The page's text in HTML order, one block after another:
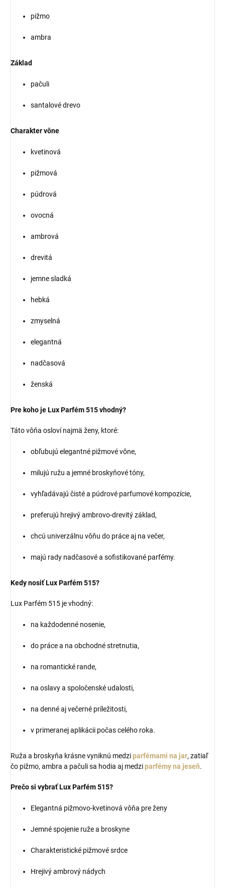
pižmo
ambra
Základ
pačuli
santalové drevo
Charakter vône
kvetinová
pižmová
púdrová
ovocná
ambrová
drevitá
jemne sladká
hebká
zmyselná
elegantná
nadčasová
ženská
Pre koho je Lux Parfém 515 vhodný?
Táto vôňa osloví najmä ženy, ktoré:
obľubujú elegantné pižmové vône,
milujú ružu a jemné broskyňové tóny,
vyhľadávajú čisté a púdrové parfumové kompozície,
preferujú hrejivý ambrovo-drevitý základ,
chcú univerzálnu vôňu do práce aj na večer,
majú rady nadčasové a sofistikované parfémy.
Kedy nosiť Lux Parfém 515?
Lux Parfém 515 je vhodný:
na každodenné nosenie,
do práce a na obchodné stretnutia,
na romantické rande,
na oslavy a spoločenské udalosti,
na denné aj večerné príležitosti,
v primeranej aplikácii počas celého roka.
Ruža a broskyňa krásne vyniknú medziparfémami na jar, zatiaľ
čo pižmo, ambra a pačuli sa hodia aj medziparfémy na jeseň.
Prečo si vybrať Lux Parfém 515?
Elegantná pižmovo-kvetinová vôňa pre ženy
Jemné spojenie ruže a broskyne
Charakteristické pižmové srdce
Hrejivý ambrový nádych